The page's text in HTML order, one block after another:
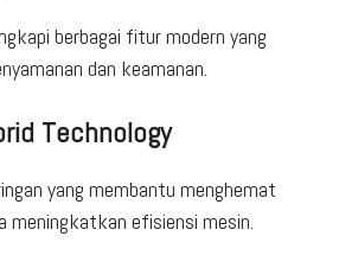
berbagai fitur modern yang
dan keamanan.
Technology
yang membantu menghemat
meningkatkan efisiensi mesin.